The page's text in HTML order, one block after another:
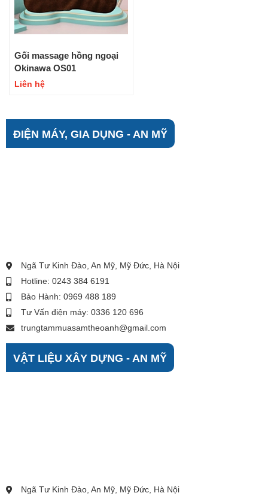
Gối massage hồng ngoại
Okinawa OS01
Liên hệ
ĐIỆN MÁY, GIA DỤNG - AN MỸ
Ngã Tư Kinh Đào, An Mỹ, Mỹ Đức, Hà Nội
Hotline: 0243 384 6191
Bảo Hành: 0969 488 189
Tư Vấn điện máy: 0336 120 696
trungtammuasamtheoanh@gmail.com
VẬT LIỆU XÂY DỰNG - AN MỸ
Ngã Tư Kinh Đào, An Mỹ, Mỹ Đức, Hà Nội